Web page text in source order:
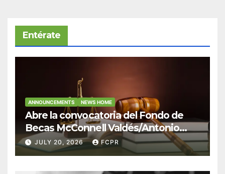
Entérate
ANNOUNCEMENTS NEWS HOME
Abre la convocatoria del Fondo de
Becas McConnell Valdés/Antonio
Escudero Viera para estudiantes de
Derecho en Puerto Rico
JULY 20, 2026 FCPR